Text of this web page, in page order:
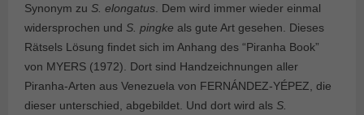
Synonym zu S. elongatus . Dem wird immer wieder einmal
widersprochen und S. pingke als gute Art gesehen. Dieses
Rätsels Lösung findet sich im Anhang des “Piranha Book”
von MYERS (1972). Dort sind Handzeichnungen aller
Piranha-Arten aus Venezuela von FERNÁNDEZ-YÉPEZ, die
dieser unterschied, abgebildet. Und dort wird als S.